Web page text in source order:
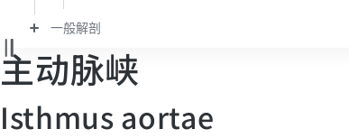
一般解剖
主动脉峡
Isthmus aortae